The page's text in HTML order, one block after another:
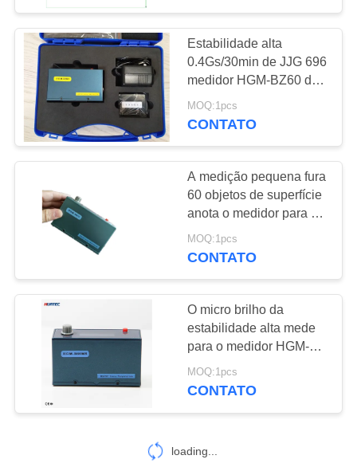
Holiday Detector
22
Teste de Partículas
Magnéticas
Equipamento de
38
Estabilidade alta
0.4Gs/30min de JJG 696
medidor HGM-BZ60 do
brilho da pintura de um
ângulo de 60 graus
MOQ:1pcs
CONTATO
A medição pequena fura
60 objetos de superfície
anota o medidor para o
granito
MOQ:1pcs
CONTATO
O micro brilho da
estabilidade alta mede
para o medidor HGM-
B60MS do brilho do
assoalho
MOQ:1pcs
CONTATO
loading...